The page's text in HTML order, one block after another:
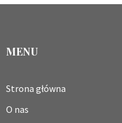
MENU
Strona główna
O nas